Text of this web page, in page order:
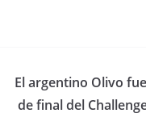
El argentino Olivo
de final del